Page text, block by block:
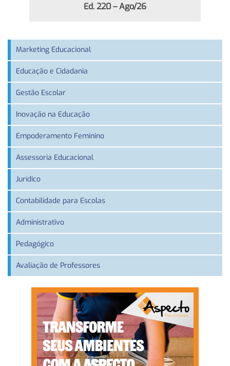
Ed. 220 – Ago/26
Marketing Educacional
Educação e Cidadania
Gestão Escolar
Inovação na Educação
Empoderamento Feminino
Assessoria Educacional
Jurídico
Contabilidade para Escolas
Administrativo
Pedagógico
Avaliação de Professores